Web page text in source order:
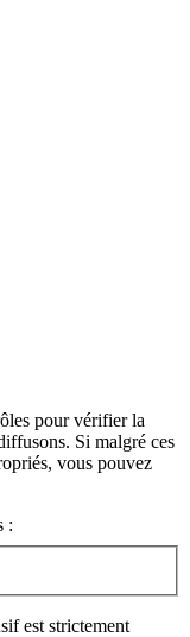
pour vérifier la
Si malgré ces
vous pouvez
:
est strictement